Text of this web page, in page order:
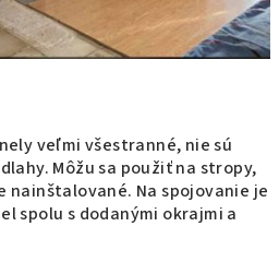
veľmi všestranné, nie sú
Môžu sa použiť na stropy,
nainštalované. Na spojovanie je
spolu s dodanými okrajmi a